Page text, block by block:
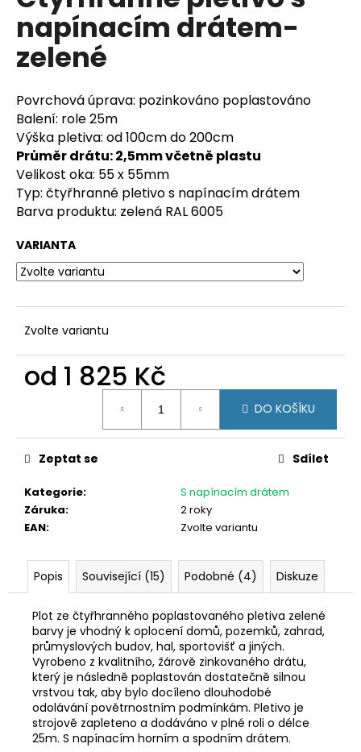
5
hvězdiček.
napínacím drátem-
zelené
Povrchová úprava: pozinkováno poplastováno
Balení: role 25m
Výška pletiva: od 100cm do 200cm
Průměr drátu: 2,5mm včetně plastu
Velikost oka: 55 x 55mm
Typ: čtyřhranné pletivo s napínacím drátem
Barva produktu: zelená RAL 6005
VARIANTA
Zvolte variantu
od 1 825 Kč
DO KOŠÍKU
Kategorie:
S napínacím drátem
Záruka:
2 roky
EAN: Zvolte variantu
Zeptat se Sdílet
Popis Související (15) Podobné (4) Diskuze
Plot ze čtyřhranného poplastovaného pletiva zelené
barvy je vhodný k oplocení domů, pozemků, zahrad,
průmyslových budov, hal, sportovišť a jiných.
Vyrobeno z kvalitního, žárově zinkovaného drátu,
který je následně poplastován dostatečně silnou
vrstvou tak, aby bylo docíleno dlouhodobé
odolávání povětrnostním podmínkám. Pletivo je
strojově zapleteno a dodáváno v plné roli o délce
25m. S napínacím horním a spodním drátem.
a
j
í
?
HLEDAT
D
o
o
u
m
e
ŠROUB
SAMOŘEZNÝ
PANEL
Kč